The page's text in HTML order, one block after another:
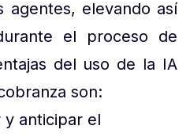
agentes, elevando así
el proceso de
del uso de la IA
son:
y anticipar el